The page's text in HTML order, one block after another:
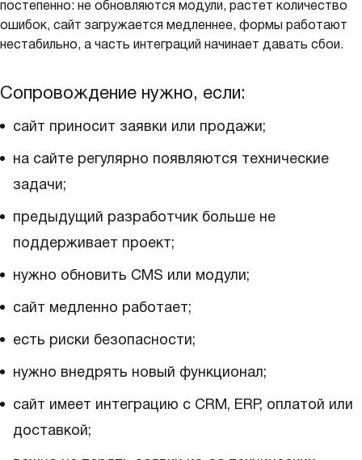
постепенно: не обновляются модули, растет количество
ошибок, сайт загружается медленнее, формы работают
нестабильно, а часть интеграций начинает давать сбои.
Сопровождение нужно, если:
сайт приносит заявки или продажи;
на сайте регулярно появляются технические
задачи;
предыдущий разработчик больше не
поддерживает проект;
нужно обновить CMS или модули;
сайт медленно работает;
есть риски безопасности;
нужно внедрять новый функционал;
сайт имеет интеграцию с CRM, ERP, оплатой или
доставкой;